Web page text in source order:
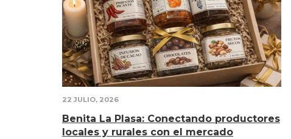
22 JULIO, 2026
Benita La Plasa: Conectando productores
locales y rurales con el mercado